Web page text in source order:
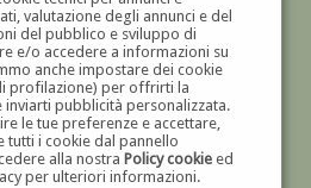
valutazione degli annunci e del
del pubblico e sviluppo di
e/o accedere a informazioni su
anche impostare dei cookie
profilazione) per offrirti la
inviarti pubblicità personalizzata.
le tue preferenze e accettare,
tutti i cookie dal pannello
alla nostra Policy cookieed
per ulteriori informazioni.
'800 E '900